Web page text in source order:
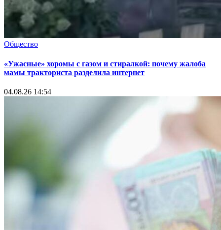
Общество
«Ужасные» хоромы с газом и стиралкой: почему жалоба
мамы тракториста разделила интернет
04.08.26 14:54